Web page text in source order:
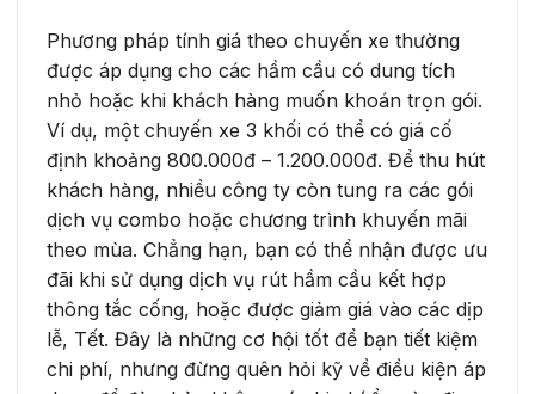
Phương pháp tính giá theo chuyến xe thường
được áp dụng cho các hầm cầu có dung tích
nhỏ hoặc khi khách hàng muốn khoán trọn gói.
Ví dụ, một chuyến xe 3 khối có thể có giá cố
định khoảng 800.000đ – 1.200.000đ. Để thu hút
khách hàng, nhiều công ty còn tung ra các gói
dịch vụ combo hoặc chương trình khuyến mãi
theo mùa. Chẳng hạn, bạn có thể nhận được ưu
đãi khi sử dụng dịch vụ rút hầm cầu kết hợp
thông tắc cống, hoặc được giảm giá vào các dịp
lễ, Tết. Đây là những cơ hội tốt để bạn tiết kiệm
chi phí, nhưng đừng quên hỏi kỹ về điều kiện áp